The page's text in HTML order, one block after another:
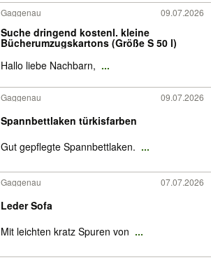
Gaggenau 09.07.2026
Suche dringend kostenl. kleine
Bücherumzugskartons (Größe S 50 l)
Hallo liebe Nachbarn, ...
Gaggenau 09.07.2026
Spannbettlaken türkisfarben
Gut gepflegte Spannbettlaken. ...
Gaggenau 07.07.2026
Leder Sofa
Mit leichten kratz Spuren von ...